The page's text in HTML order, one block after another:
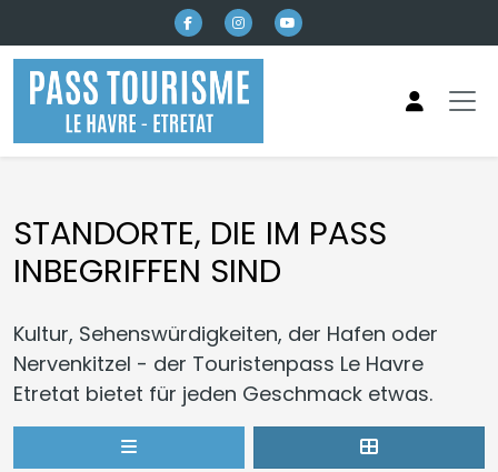
STANDORTE, DIE IM PASS
INBEGRIFFEN SIND
Kultur, Sehenswürdigkeiten, der Hafen oder
Nervenkitzel - der Touristenpass Le Havre
Etretat bietet für jeden Geschmack etwas.